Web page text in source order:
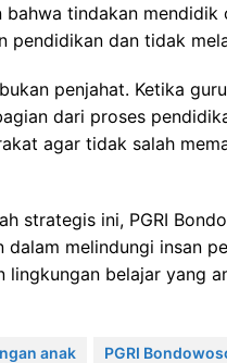
bahwa tindakan
pendidikan dan tidak
penjahat. Ketika
dari proses
agar tidak salah
strategis ini, PGRI
melindungi insan
lingkungan belajar yang
anak PGRI